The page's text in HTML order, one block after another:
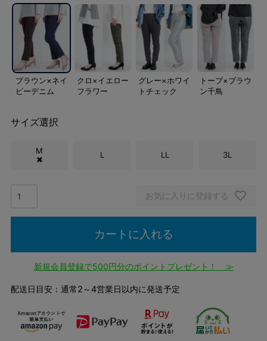
ブラウン×ネイ
ビーデニム
クロ×イエロー
フラワー
グレー×ホワイ
トチェック
トープ×ブラウ
ン千鳥
サイズ選択
M
✖
L LL 3L
お気に入りに登録する
カートに入れる
新規会員登録で500円分のポイントプレゼント！ ≫
配送日目安：通常2～4営業日以内に発送予定